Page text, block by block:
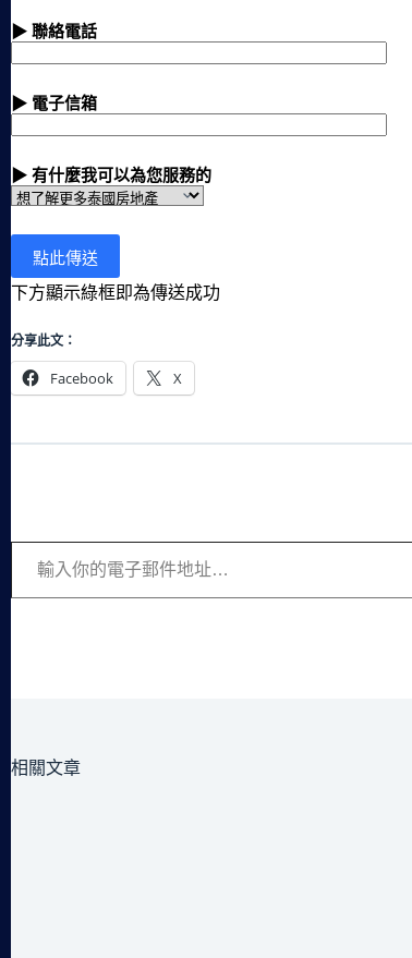
▶ 聯絡電話
▶ 電子信箱
▶ 有什麼我可以為您服務的
下方顯示綠框即為傳送成功
分享此文：
Facebook X
輸入你的電子郵件地址…
相關文章